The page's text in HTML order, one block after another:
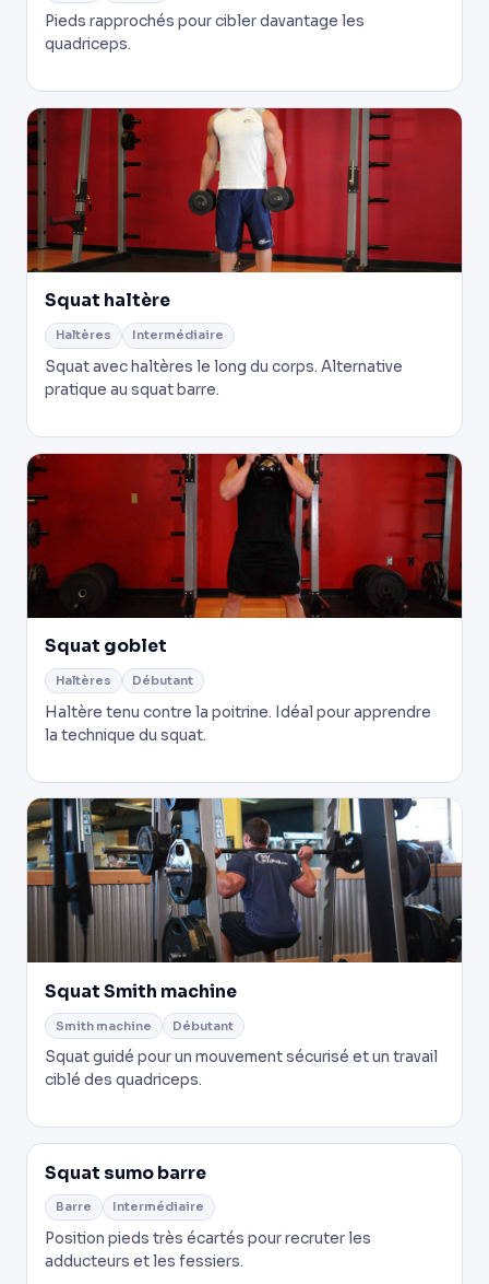
Pieds rapprochés pour cibler davantage les
quadriceps.
Squat haltère
Haltères Intermédiaire
Squat avec haltères le long du corps. Alternative
pratique au squat barre.
Squat goblet
Haltères Débutant
Haltère tenu contre la poitrine. Idéal pour apprendre
la technique du squat.
Squat Smith machine
Smith machine Débutant
Squat guidé pour un mouvement sécurisé et un travail
ciblé des quadriceps.
Squat sumo barre
Barre Intermédiaire
Position pieds très écartés pour recruter les
adducteurs et les fessiers.